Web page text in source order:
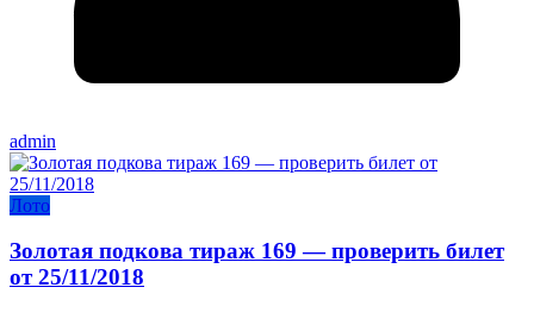
admin
Лото
Золотая подкова тираж 169 — проверить билет
от 25/11/2018